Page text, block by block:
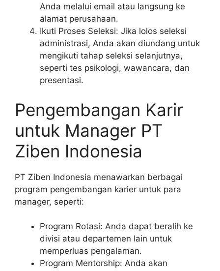
Anda melalui email atau langsung ke
alamat perusahaan.
Ikuti Proses Seleksi: Jika lolos seleksi
administrasi, Anda akan diundang untuk
mengikuti tahap seleksi selanjutnya,
seperti tes psikologi, wawancara, dan
presentasi.
Pengembangan Karir
untuk Manager PT
Ziben Indonesia
PT Ziben Indonesia menawarkan berbagai
program pengembangan karier untuk para
manager, seperti:
Program Rotasi: Anda dapat beralih ke
divisi atau departemen lain untuk
memperluas pengalaman.
Program Mentorship: Anda akan